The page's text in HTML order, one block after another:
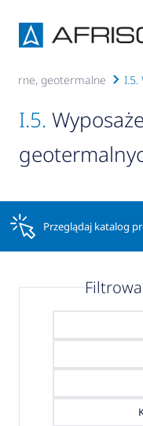
geotermalne I.5.
I.5.
Przeglądaj katalog